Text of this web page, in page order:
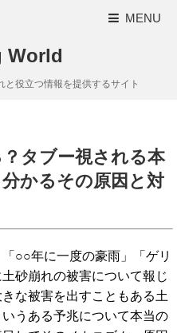
MENU
World
と役立つ情報を提供するサイト
タブー視される本
かるその原因と対
○○年に一度の豪雨」「ゲリ
砂崩れの被害について報じ
な被害を出すこともある土
うある予兆について本当の